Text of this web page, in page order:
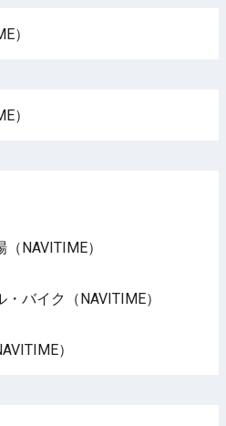
）
）
NAVITIME）
バイク（NAVITIME）
）